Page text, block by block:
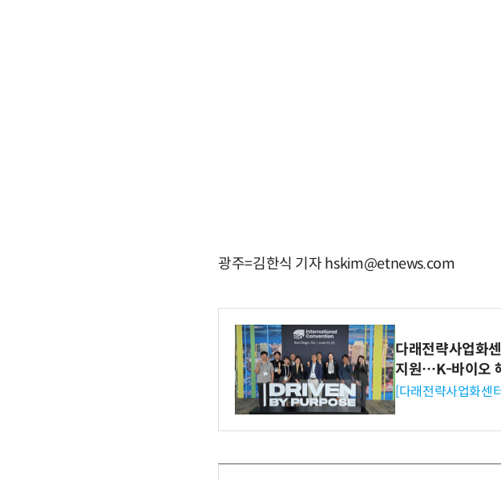
광주=김한식 기자 hskim@etnews.com
다래전략사업화
지원…K-바이오
[다래전략사업화센